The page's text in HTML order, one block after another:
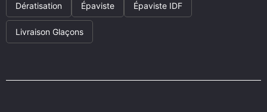
Dératisation Épaviste Épaviste IDF
Livraison Glaçons